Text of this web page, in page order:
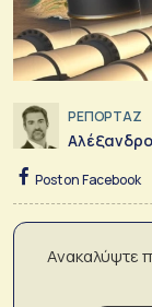
ΡΕΠΟΡΤΑΖ
Post on Facebook
Ανακαλύψτε